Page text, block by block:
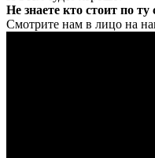
Не знаете кто стоит по ту
Смотрите нам в лицо на